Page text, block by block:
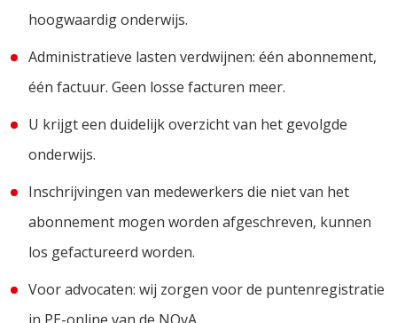
hoogwaardig onderwijs.
Administratieve lasten verdwijnen: één abonnement,
één factuur. Geen losse facturen meer.
U krijgt een duidelijk overzicht van het gevolgde
onderwijs.
Inschrijvingen van medewerkers die niet van het
abonnement mogen worden afgeschreven, kunnen
los gefactureerd worden.
Voor advocaten: wij zorgen voor de puntenregistratie